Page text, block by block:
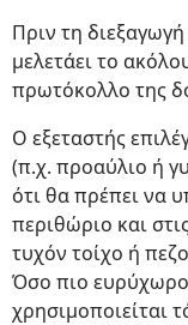
Πριν τη
μελετάει το
πρωτόκολλο της
Ο εξεταστής
(π.χ. προαύλιο ή
ότι θα πρέπει να
περιθώριο και
τυχόν τοίχο ή
Όσο πιο
χρησιμοποιείται